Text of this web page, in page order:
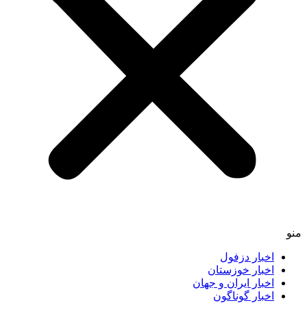
اخبار دزفول
اخبار خوزستان
اخبار ایران و جهان
اخبار گوناگون